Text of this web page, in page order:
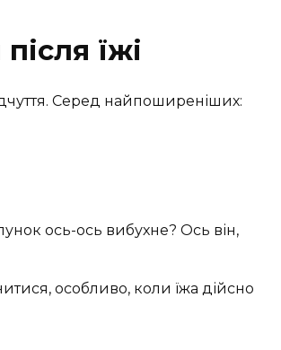
їжі
Серед найпоширеніших:
ось-ось вибухне? Ось він,
особливо, коли їжа дійсно